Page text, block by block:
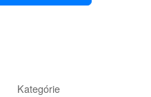
Kategórie